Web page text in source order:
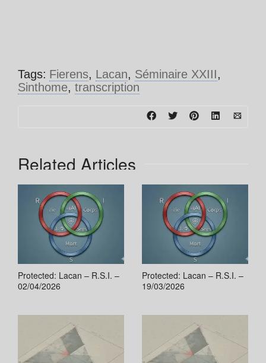
Tags: Fierens, Lacan, Séminaire XXIII,
Sinthome, transcription
Related Articles
Protected: Lacan – R.S.I. –
02/04/2026
Protected: Lacan – R.S.I. –
19/03/2026